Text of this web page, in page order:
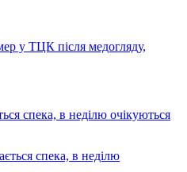
у ТЦК після медогляду,
спека, в неділю очікуються